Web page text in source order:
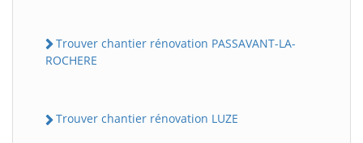
Trouver chantier rénovation PASSAVANT-LA-
ROCHERE
Trouver chantier rénovation LUZE